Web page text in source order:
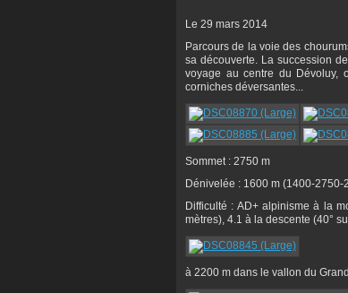
Le 29 mars 2014
Parcours de la voie des
sa découverte. La succession
voyage au centre du Dévoluy,
corniches déversantes...
Sommet : 2750 m
Dénivelée : 1600 m (1400-2750-
Difficulté : AD+ alpinisme à la
mètres), 4.1 à la descente (40°
à 2200 m dans le vallon du